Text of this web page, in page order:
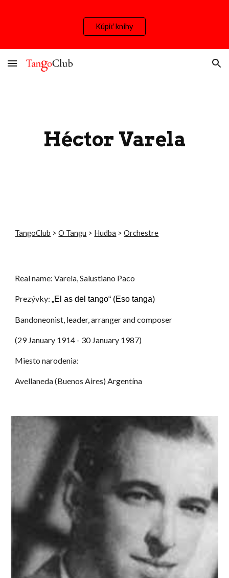
Kúpiť knihy
Héctor Varela
TangoClub >O Tangu > Hudba >Orchestre
Real name: Varela, Salustiano Paco
Prezývky:„El as del tango“ (Eso tanga)
Bandoneonist, leader, arranger and composer
(29 January 1914 - 30 January 1987)
Miesto narodenia:
Avellaneda (Buenos Aires) Argentína